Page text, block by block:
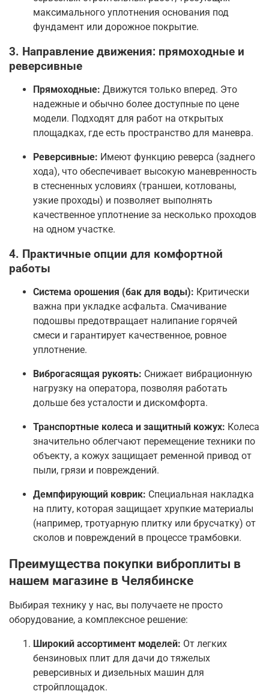
максимального уплотнения основания под
фундамент или дорожное покрытие.
3. Направление движения: прямоходные и
реверсивные
Прямоходные: Движутся только вперед. Это
надежные и обычно более доступные по цене
модели. Подходят для работ на открытых
площадках, где есть пространство для маневра.
Реверсивные: Имеют функцию реверса (заднего
хода), что обеспечивает высокую маневренность
в стесненных условиях (траншеи, котлованы,
узкие проходы) и позволяет выполнять
качественное уплотнение за несколько проходов
на одном участке.
4. Практичные опции для комфортной
работы
Система орошения (бак для воды): Критически
важна при укладке асфальта. Смачивание
подошвы предотвращает налипание горячей
смеси и гарантирует качественное, ровное
уплотнение.
Виброгасящая рукоять: Снижает вибрационную
нагрузку на оператора, позволяя работать
дольше без усталости и дискомфорта.
Транспортные колеса и защитный кожух: Колеса
значительно облегчают перемещение техники по
объекту, а кожух защищает ременной привод от
пыли, грязи и повреждений.
Демпфирующий коврик: Специальная накладка
на плиту, которая защищает хрупкие материалы
(например, тротуарную плитку или брусчатку) от
сколов и повреждений в процессе трамбовки.
Преимущества покупки виброплиты в
нашем магазине в Челябинске
Выбирая технику у нас, вы получаете не просто
оборудование, а комплексное решение:
Широкий ассортимент моделей: От легких
бензиновых плит для дачи до тяжелых
реверсивных и дизельных машин для
стройплощадок.